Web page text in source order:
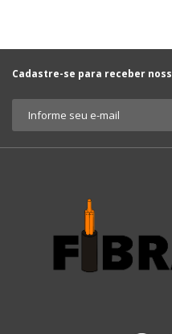
Cadastre-se para receber